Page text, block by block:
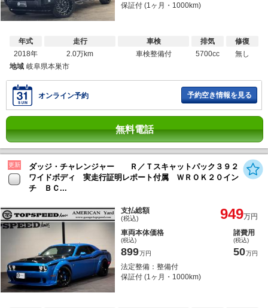
保証付 (1ヶ月・1000km)
年式
2018年
走行
2.0万km
車検
車検整備付
排気
5700cc
修復
無し
地域 岐阜県本巣市
オンライン予約 予約空き情報を見る
無料電話
更新
ダッジ・チャレンジャー Ｒ／Ｔスキャットパック３９２
ワイドボディ 実走行証明レポート付属 ＷＲＯＫ２０イン
チ ＢＣ...
支払総額
(税込) 949万円
車両本体価格
(税込)
899万円
諸費用
(税込)
50万円
法定整備：整備付
保証付 (1ヶ月・1000km)